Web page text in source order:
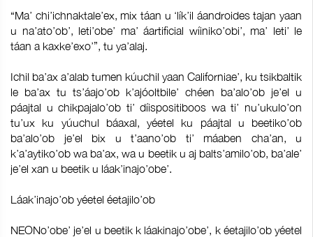
“Ma’ chi’ichnaktale’ex, mix táan u ‘lík’il áandroides tajan yaan
u na’ato’ob’, leti’obe’ ma’ áartificial wíiniko’obi’, ma’ leti’ le
táan a kaxke’exo’”, tu ya’alaj.
Ichil ba’ax a’alab tumen kúuchil yaan Californiae’, ku tsikbaltik
le ba’ax tu ts’áajo’ob k’ajóoltbile’ chéen ba’alo’ob je’el u
páajtal u chikpajalo’ob ti’ díispositiboos wa ti’ nu’ukulo’on
tu’ux ku yúuchul báaxal, yéetel ku páajtal u beetiko’ob
ba’alo’ob je’el bix u t’aano’ob ti’ máaben cha’an, u
k’a’aytiko’ob wa ba’ax, wa u beetik u aj balts’amilo’ob, ba’ale’
je’el xan u beetik u láak’inajo’obe’.
Láak’inajo’ob yéetel éetajilo’ob
NEONo’obe’ je’el u beetik k láakinajo’obe’, k éetajilo’ob yéetel